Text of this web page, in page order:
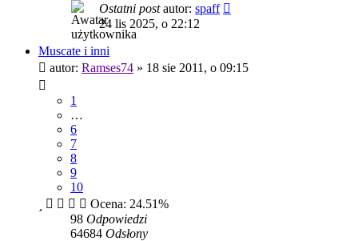
Ostatni postautor: spaff
24 lis 2025, o 22:12
Muscate i inni
autor: Ramses74 » 18 sie 2011, o 09:15
1
…
6
7
8
9
10
Ocena: 24.51%
98 Odpowiedzi
64684 Odsłony